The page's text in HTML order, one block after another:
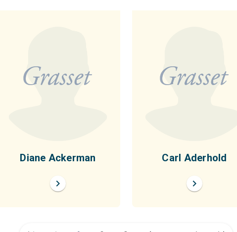
Diane Ackerman
chevron_right
Carl Aderhold
chevron_right